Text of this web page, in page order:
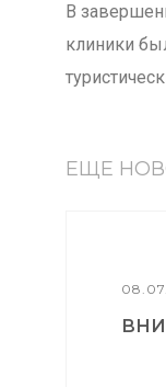
В
клиники
ЕЩЕ